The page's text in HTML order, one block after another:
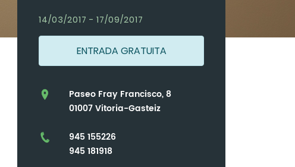
14/03/2017 - 17/09/2017
ENTRADA GRATUITA
Paseo Fray Francisco, 8
01007 Vitoria-Gasteiz
945 155226
945 181918